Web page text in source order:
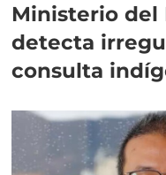
Ministerio del
detecta
consulta